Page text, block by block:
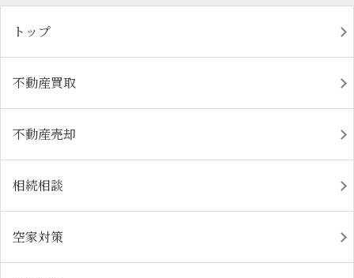
トップ
不動産買取
不動産売却
相続相談
空家対策